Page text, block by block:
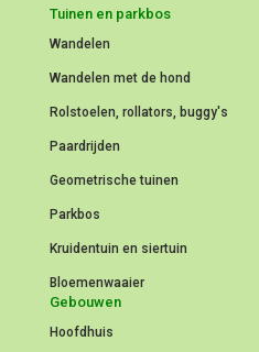
Tuinen en parkbos
Wandelen
Wandelen met de hond
Rolstoelen, rollators, buggy's
Paardrijden
Geometrische tuinen
Parkbos
Kruidentuin en siertuin
Bloemenwaaier
Gebouwen
Hoofdhuis